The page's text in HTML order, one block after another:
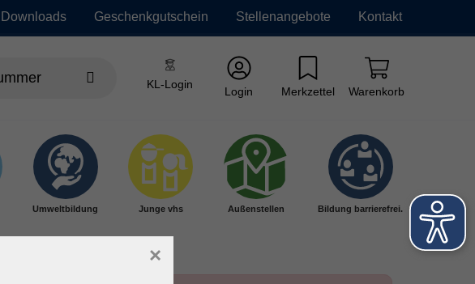
Downloads Geschenkgutschein Stellenangebote Kontakt
KL-Login
Login Merkzettel Warenkorb
Umweltbildung Junge vhs Außenstellen Bildung barrierefrei.
×